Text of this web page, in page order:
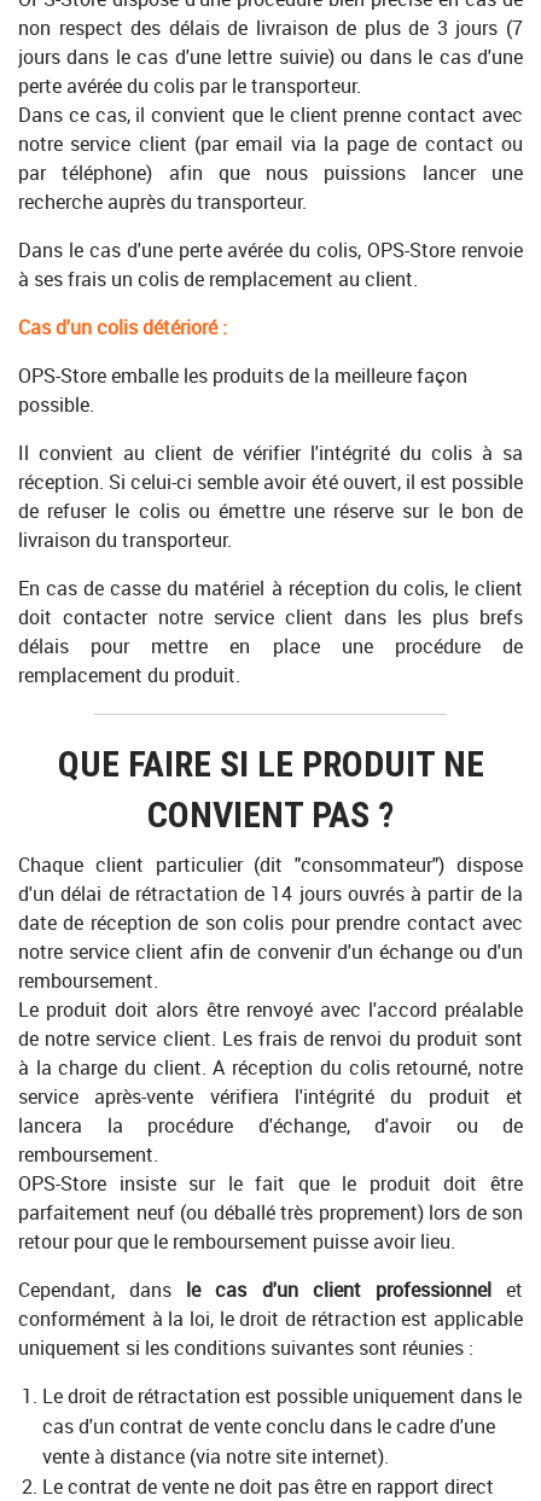
non respect des délais de livraison de plus de 3 jours (7
jours dans le cas d'une lettre suivie) ou dans le cas d'une
perte avérée du colis par le transporteur.
Dans ce cas, il convient que le client prenne contact avec
notre service client (par email via la page de contact ou
par téléphone) afin que nous puissions lancer une
recherche auprès du transporteur.
Dans le cas d'une perte avérée du colis, OPS-Store renvoie
à ses frais un colis de remplacement au client.
Cas d'un colis détérioré :
OPS-Store emballe les produits de la meilleure façon
possible.
Il convient au client de vérifier l'intégrité du colis à sa
réception. Si celui-ci semble avoir été ouvert, il est possible
de refuser le colis ou émettre une réserve sur le bon de
livraison du transporteur.
En cas de casse du matériel à réception du colis, le client
doit contacter notre service client dans les plus brefs
délais pour mettre en place une procédure de
remplacement du produit.
QUE FAIRE SI LE PRODUIT NE
CONVIENT PAS ?
Chaque client particulier (dit "consommateur") dispose
d'un délai de rétractation de 14 jours ouvrés à partir de la
date de réception de son colis pour prendre contact avec
notre service client afin de convenir d'un échange ou d'un
remboursement.
Le produit doit alors être renvoyé avec l'accord préalable
de notre service client. Les frais de renvoi du produit sont
à la charge du client. A réception du colis retourné, notre
service après-vente vérifiera l'intégrité du produit et
lancera la procédure d'échange, d'avoir ou de
remboursement.
OPS-Store insiste sur le fait que le produit doit être
parfaitement neuf (ou déballé très proprement) lors de son
retour pour que le remboursement puisse avoir lieu.
Cependant, dans le cas d'un client professionnelet
conformément à la loi, le droit de rétraction est applicable
uniquement si les conditions suivantes sont réunies :
Le droit de rétractation est possible uniquement dans le
cas d'un contrat de vente conclu dans le cadre d'une
vente à distance (via notre site internet).
Le contrat de vente ne doit pas être en rapport direct